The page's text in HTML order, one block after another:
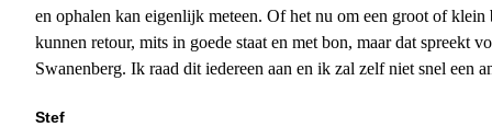
en ophalen kan eigenlijk meteen. Of het nu om een groot of
kunnen retour, mits in goede staat en met bon, maar dat spreekt
Swanenberg. Ik raad dit iedereen aan en ik zal zelf niet snel een
Stef